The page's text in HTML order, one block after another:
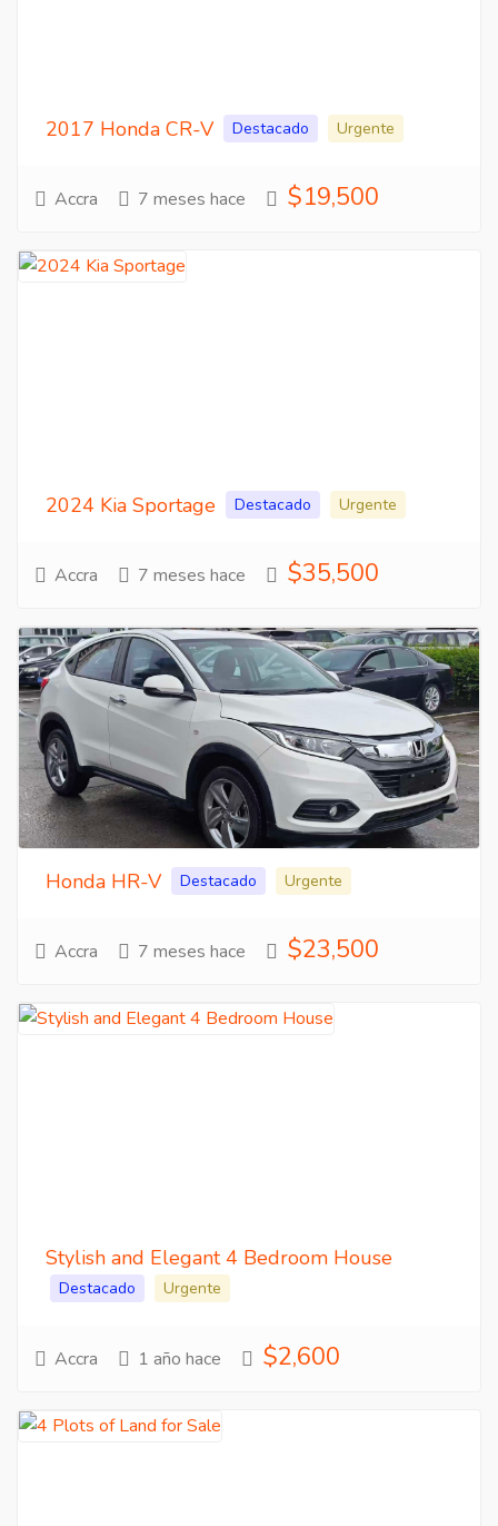
2017 Honda CR-V Destacado Urgente
Accra 7 meses hace $19,500
2024 Kia Sportage Destacado Urgente
Accra 7 meses hace $35,500
Honda HR-V Destacado Urgente
Accra 7 meses hace $23,500
Stylish and Elegant 4 Bedroom House
Destacado Urgente
Accra 1 año hace $2,600